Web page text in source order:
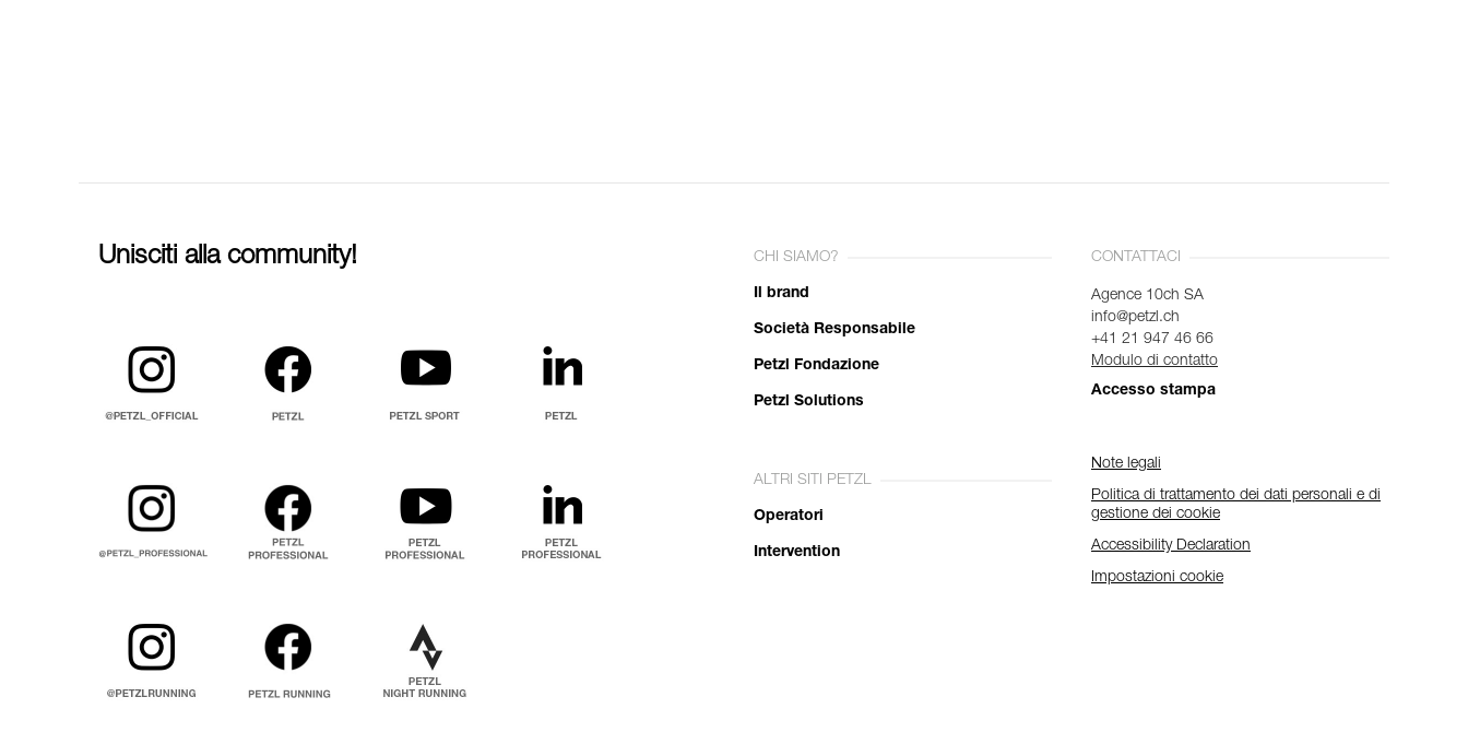
Unisciti alla community! CHI SIAMO?
Il brand
Società Responsabile
Petzl Fondazione
Petzl Solutions
ALTRI SITI PETZL
Operatori
Intervention
CONTATTACI
Agence 10ch SA
info@petzl.ch
+41 21 947 46 66
Modulo di contatto
Accesso stampa
Note legali
Politica di trattamento dei dati personali e di
gestione dei cookie
Accessibility Declaration
Impostazioni cookie